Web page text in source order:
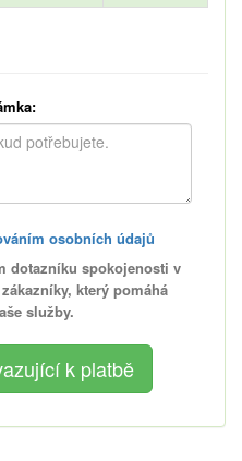
osobních údajů
dotazníku spokojenosti v
který pomáhá
služby.